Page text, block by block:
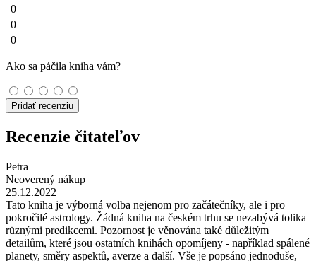
0
0
0
Ako sa páčila kniha vám?
Pridať recenziu
Recenzie čitateľov
Petra
Neoverený nákup
25.12.2022
Tato kniha je výborná volba nejenom pro začátečníky, ale i pro
pokročilé astrology. Žádná kniha na českém trhu se nezabývá tolika
různými predikcemi. Pozornost je věnována také důležitým
detailům, které jsou ostatních knihách opomíjeny - například spálené
planety, směry aspektů, averze a další. Vše je popsáno jednoduše,